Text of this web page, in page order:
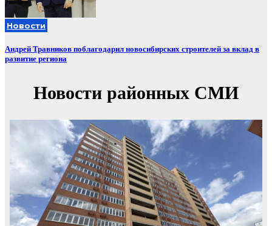
Новости
Андрей Травников поблагодарил новосибирских строителей за вклад в
развитие региона